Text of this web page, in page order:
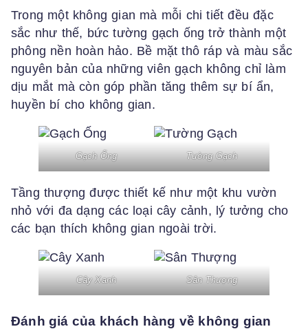
Trong một không gian mà mỗi chi tiết đều đặc
sắc như thế, bức tường gạch ống trở thành một
phông nền hoàn hảo. Bề mặt thô ráp và màu sắc
nguyên bản của những viên gạch không chỉ làm
dịu mắt mà còn góp phần tăng thêm sự bí ẩn,
huyền bí cho không gian.
Gạch Ống Tường Gạch
Tầng thượng được thiết kế như một khu vườn
nhỏ với đa dạng các loại cây cảnh, lý tưởng cho
các bạn thích không gian ngoài trời.
Cây Xanh Sân Thượng
Đánh giá của khách hàng về không gian